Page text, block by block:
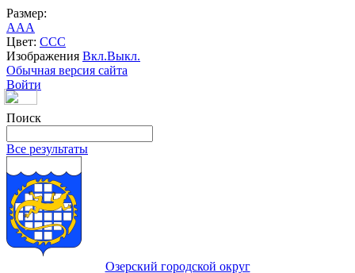
Размер:
AAA
Цвет: CCC
Изображения Вкл.Выкл.
Обычная версия сайта
Войти
Поиск
Все результаты
Озерский городской округ